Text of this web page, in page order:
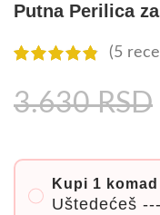
Putna Perilica
(5
3.630RSD
Kupi 1 komad
Uštedećeš ---